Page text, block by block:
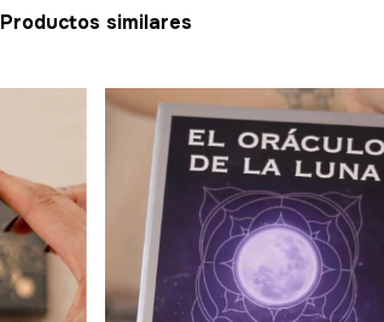
Productos similares